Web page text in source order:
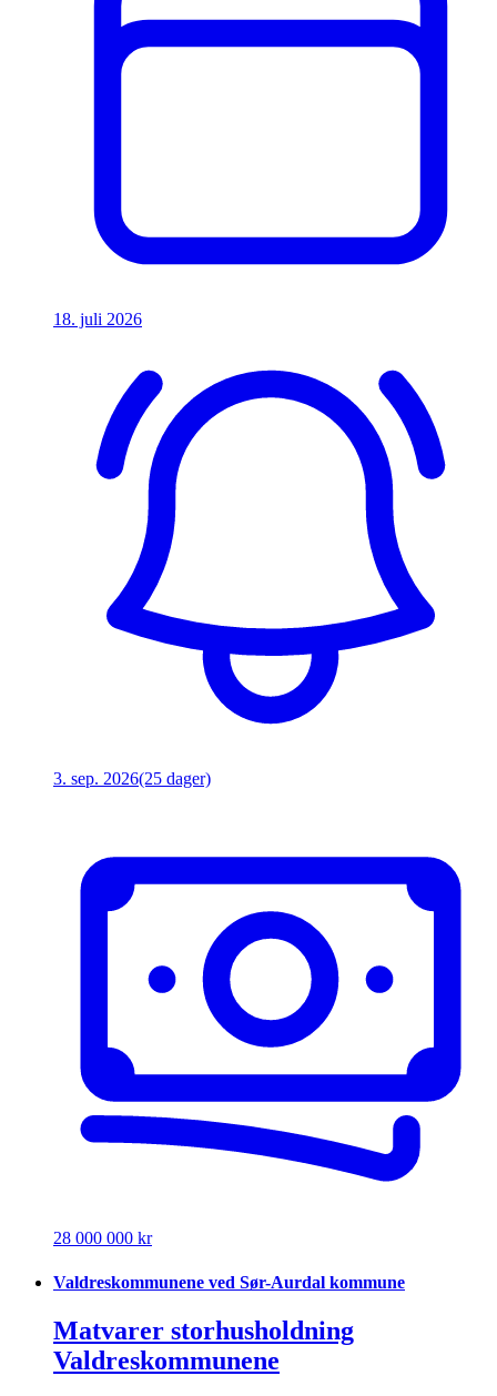
18. juli 2026
3. sep. 2026(25 dager)
28 000 000 kr
Valdreskommunene ved Sør-Aurdal kommune
Matvarer storhusholdning
Valdreskommunene